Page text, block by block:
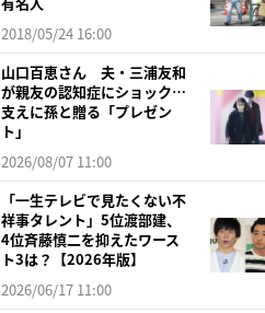
2018/05/24 16:00
山口百恵さん 夫・三浦友和
が親友の認知症にショック…
支えに孫と贈る「プレゼン
ト」
2026/08/07 11:00
「一生テレビで見たくない不
祥事タレント」5位渡部建、
4位斉藤慎二を抑えたワース
ト3は？【2026年版】
2026/06/17 11:00